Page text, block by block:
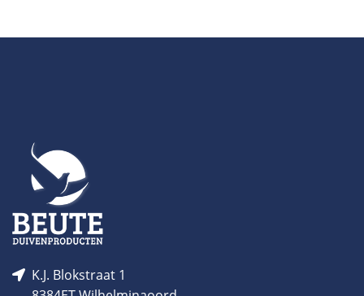
K.J. Blokstraat 1